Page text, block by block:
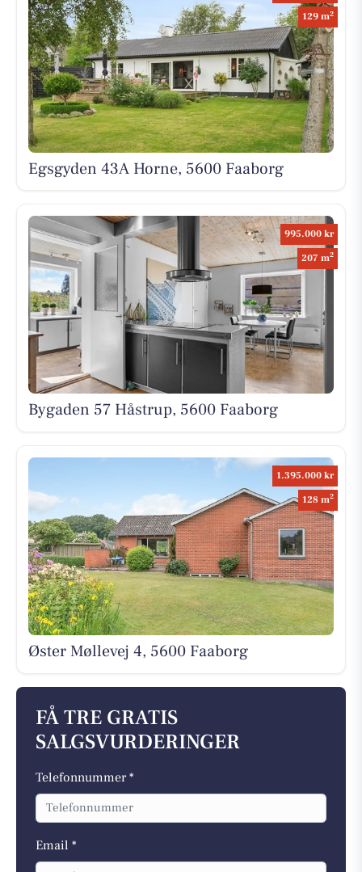
129 m2
Egsgyden 43A Horne, 5600 Faaborg
995.000 kr
207 m2
Bygaden 57 Håstrup, 5600 Faaborg
1.395.000 kr
128 m2
Øster Møllevej 4, 5600 Faaborg
FÅ TRE GRATIS
SALGSVURDERINGER
Telefonnummer *
Email *